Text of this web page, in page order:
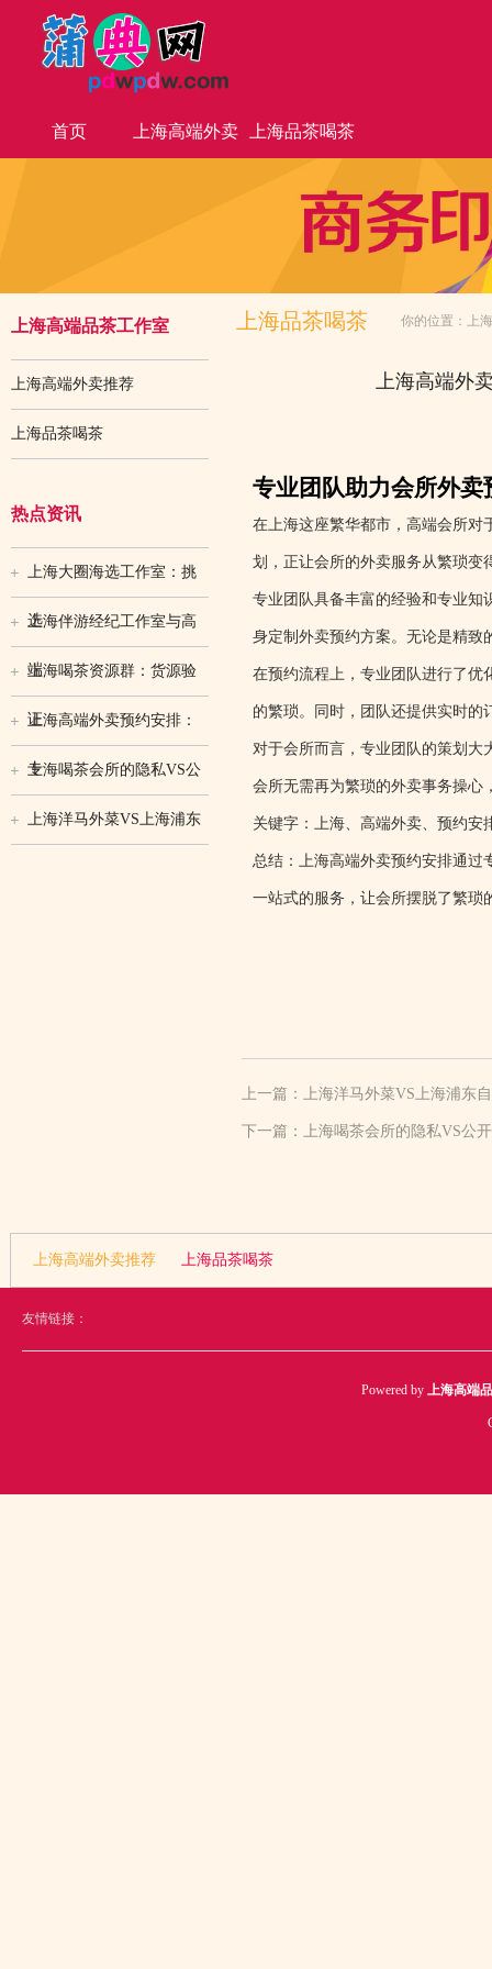
首页 上海高端外卖 上海品茶喝茶
上海高端品茶工作室
上海高端外卖推荐
上海品茶喝茶
热点资讯
上海大圈海选工作室：挑
选
上海伴游经纪工作室与高
端
上海喝茶资源群：货源验
证
上海高端外卖预约安排：
专
上海喝茶会所的隐私VS公
上海洋马外菜VS上海浦东
上海品茶喝茶 你的位置： 上
上海高端外
专业团队助力会所外卖
在上海这座繁华都市，高端会所对
划，正让会所的外卖服务从繁琐变
专业团队具备丰富的经验和专业知
身定制外卖预约方案。无论是精致
在预约流程上，专业团队进行了优
的繁琐。同时，团队还提供实时的
对于会所而言，专业团队的策划大
会所无需再为繁琐的外卖事务操心
关键字：上海、高端外卖、预约安
总结：上海高端外卖预约安排通过
一站式的服务，让会所摆脱了繁琐
上一篇： 上海洋马外菜VS上海浦东
下一篇： 上海喝茶会所的隐私VS公
上海高端外卖推荐 上海品茶喝茶
友情链接：
Powered by 上海高端